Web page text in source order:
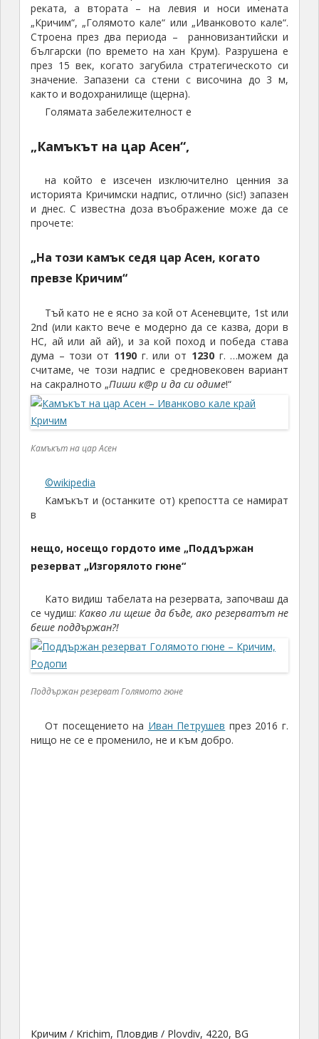
реката, а втората – на левия и носи имената
„Кричим“, „Голямото кале“ или „Иванковото кале“.
Строена през два периода – ранновизантийски и
български (по времето на хан Крум). Разрушена е
през 15 век, когато загубила стратегическото си
значение. Запазени са стени с височина до 3 м,
както и водохранилище (щерна).
Голямата забележителност е
„Камъкът на цар Асен“,
на който е изсечен изключително ценния за
историята Кричимски надпис, отлично (sic!) запазен
и днес. С известна доза въображение може да се
прочете:
„На този камък седя цар Асен, когато
превзе Кричим“
Тъй като не е ясно за кой от Асеневците, 1st или
2nd (или както вече е модерно да се казва, дори в
НС, ай или ай ай), и за кой поход и победа става
дума – този от 1190г. или от 1230г. …можем да
считаме, че този надпис е средновековен вариант
на сакралното „Пиши к@р и да си одиме!“
Камъкът на цар Асен
©wikipedia
Камъкът и (останките от) крепостта се намират
в
нещо, носещо гордото име „Поддържан
резерват „Изгорялото гюне“
Като видиш табелата на резервата, започваш да
се чудиш:Какво ли щеше да бъде, ако резерватът не
беше поддържан?!
Поддържан резерват Голямото гюне
От посещението на Иван Петрушев през 2016 г.
нищо не се е променило, не и към добро.
Кричим / Krichim, Пловдив / Plovdiv, 4220, BG